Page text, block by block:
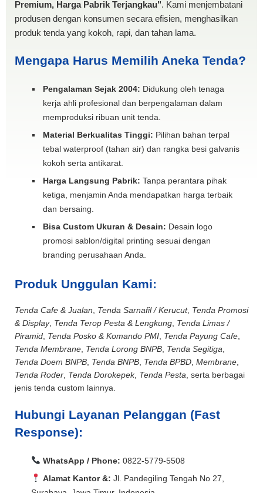
Premium, Harga Pabrik Terjangkau". Kami menjembatani
produsen dengan konsumen secara efisien, menghasilkan
produk tenda yang kokoh, rapi, dan tahan lama.
Mengapa Harus Memilih Aneka Tenda?
Pengalaman Sejak 2004: Didukung oleh tenaga
kerja ahli profesional dan berpengalaman dalam
memproduksi ribuan unit tenda.
Material Berkualitas Tinggi: Pilihan bahan terpal
tebal waterproof (tahan air) dan rangka besi galvanis
kokoh serta antikarat.
Harga Langsung Pabrik: Tanpa perantara pihak
ketiga, menjamin Anda mendapatkan harga terbaik
dan bersaing.
Bisa Custom Ukuran & Desain: Desain logo
promosi sablon/digital printing sesuai dengan
branding perusahaan Anda.
Produk Unggulan Kami:
Tenda Cafe & Jualan Tenda Sarnafil / Kerucut, Tenda Promosi
& Display, Tenda Terop Pesta & Lengkung Tenda Limas /
Piramid Tenda Posko & Komando PMI Tenda Payung Cafe
Tenda Membrane Tenda Lorong BNPB Tenda Segitiga
Tenda Doem BNPB Tenda BNPB Tenda BPBD Membrane
Tenda Roder Tenda Dorokepek, Tenda Pesta , serta berbagai
jenis tenda custom lainnya.
Hubungi Layanan Pelanggan (Fast
Response):
WhatsApp / Phone: 0822-5779-5508
Alamat Kantor &: Jl. Pandegiling Tengah No 27,